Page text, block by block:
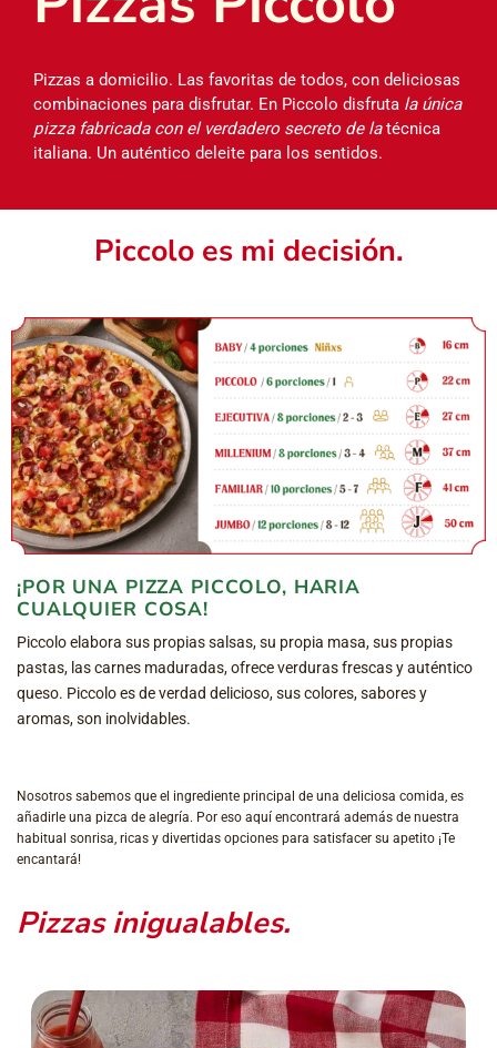
Pizzas a domicilio. Las favoritas de todos, con deliciosas
combinaciones para disfrutar. En Piccolo disfruta la única
pizza fabricada con el verdadero secreto de latécnica
italiana. Un auténtico deleite para los sentidos.
Piccolo es mi decisión.
¡POR UNA PIZZA PICCOLO, HARIA
CUALQUIER COSA!
Piccolo elabora sus propias salsas, su propia masa, sus propias
pastas, las carnes maduradas, ofrece verduras frescas y auténtico
queso. Piccolo es de verdad delicioso, sus colores, sabores y
aromas, son inolvidables.
Nosotros sabemos que el ingrediente principal de una deliciosa comida, es
añadirle una pizca de alegría. Por eso aquí encontrará además de nuestra
habitual sonrisa, ricas y divertidas opciones para satisfacer su apetito ¡Te
encantará!
Pizzas inigualables.